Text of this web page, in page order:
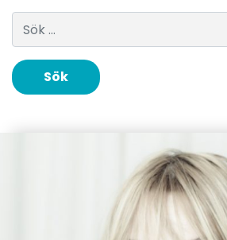
Sök efter: